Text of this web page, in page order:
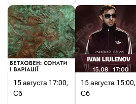
15 августа 17:00,
Сб
15 августа 15:00,
Сб